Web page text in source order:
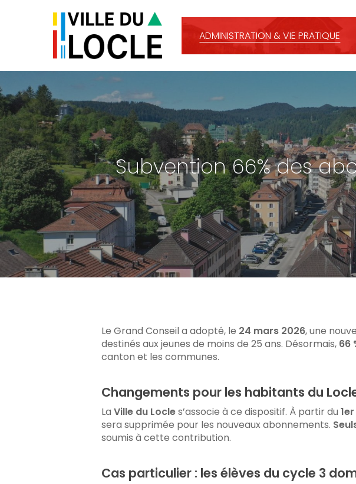
Appuyez sur Enter pour rechercher ou sur ESC pour fermer
ADMINISTRATION & VIE PRATIQUE
Subvention 66% des
Le Grand Conseil a adopté, le 24 mars 2026, une
destinés aux jeunes de moins de 25 ans. Désormais, 66
canton et les communes.
Changements pour les habitants du
LaVille du Locles’associe à ce dispositif. À partir du
sera supprimée pour les nouveaux abonnements.
soumis à cette contribution.
Cas particulier : les élèves du cycle 3